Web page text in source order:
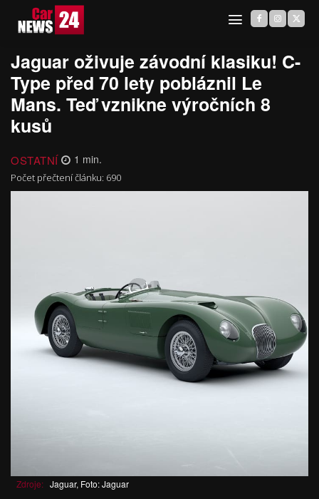
Jaguar oživuje závodní klasiku! C-
Type před 70 lety pobláznil Le
Mans. Teď vznikne výročních 8
kusů
OSTATNÍ 1 min.
Počet přečtení článku: 690
Zdroje: Jaguar, Foto: Jaguar